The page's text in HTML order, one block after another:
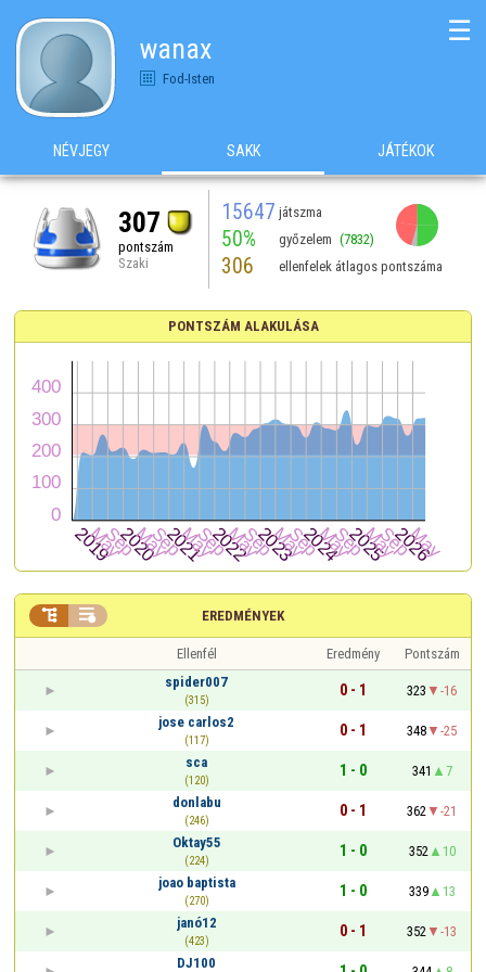
wanax
Fod-Isten
☰
NÉVJEGY SAKK JÁTÉKOK
307
pontszám
Szaki
15647 játszma
50% győzelem (7832)
306 ellenfelek átlagos pontszáma
PONTSZÁM ALAKULÁSA
EREDMÉNYEK
 
Ellenfél Eredmény
Pontszám
spider007
(315)
0 - 1 323
-16
jose carlos2
(117)
0 - 1 348
-25
sca
(120)
1 - 0 341
7
donlabu
(246)
0 - 1 362
-21
Oktay55
(224)
1 - 0 352
10
joao baptista
(270)
1 - 0 339
13
janó12
(423)
0 - 1 352
-13
DJ100